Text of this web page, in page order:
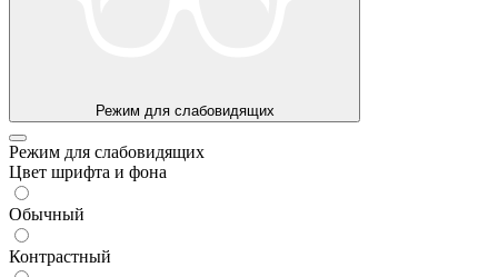
Режим для слабовидящих
Режим для слабовидящих
Цвет шрифта и фона
Обычный
Контрастный